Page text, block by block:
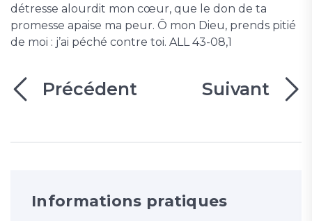
détresse alourdit mon cœur, que le don de ta
promesse apaise ma peur. Ô mon Dieu, prends pitié
de moi : j’ai péché contre toi. ALL 43-08,1
Précédent Suivant
Informations pratiques